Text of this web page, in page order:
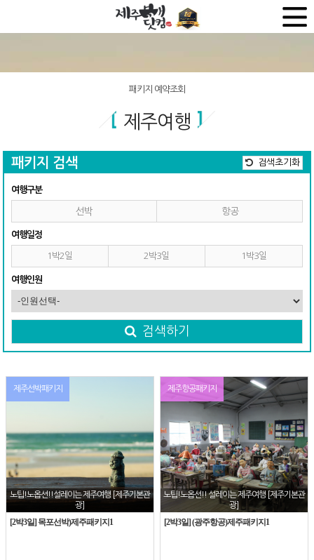
패키지 예약조회
제주여행
패키지 검색 검색초기화
여행구분
선박 항공
여행일정
1박2일 2박3일 1박3일
여행인원
검색하기
제주선박패키지
노팁!노옵션!!설레이는 제주여행 [제주기본관
광]
[2박3일] 목포선박)제주패키지1
제주항공패키지
노팁!노옵션!! 설레이는 제주여행 [제주기본관
광]
[2박3일] (광주항공)제주패키지1